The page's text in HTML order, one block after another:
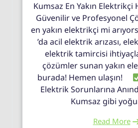
Kumsaz En Yakın Elektrikçi
Güvenilir ve Profesyonel
en yakın elektrikçi mi
’da acil elektrik arızası,
elektrik tamircisi
çözümler sunan yakın
burada! Hemen ulaşın!
Elektrik Sorunlarına
Kumsaz gibi
Read More